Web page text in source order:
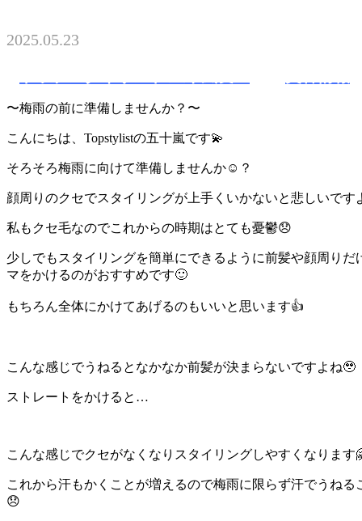
2025.05.23
〜梅雨の前に準備しませんか？〜
こんにちは、Topstylistの五十嵐です💫
そろそろ梅雨に向けて準備しませんか☺️？
顔周りのクセでスタイリングが上手くいかないと悲しいです
私もクセ毛なのでこれからの時期はとても憂鬱😞
少しでもスタイリングを簡単にできるように前髪や顔周りだ
マをかけるのがおすすめです🙂
もちろん全体にかけてあげるのもいいと思います👍
こんな感じでうねるとなかなか前髪が決まらないですよね🥹
ストレートをかけると…
こんな感じでクセがなくなりスタイリングしやすくなります
これから汗もかくことが増えるので梅雨に限らず汗でうねる
😞